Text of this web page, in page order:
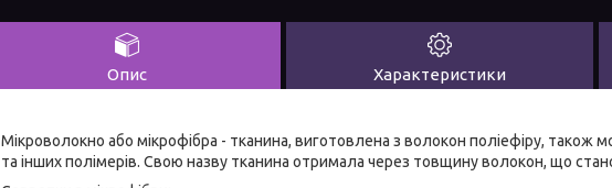
Опис Характеристики
Мікроволокно або мікрофібра - тканина, виготовлена ​​з волокон поліефіру, також
та інших полімерів. Свою назву тканина отримала через товщину волокон, що